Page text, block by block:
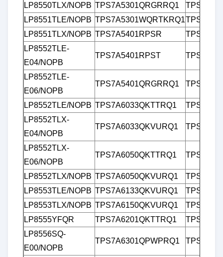
Laisser un message
Nous vous rappellerons bientôt!
LP8550TLX/NOPB TPS7A5301QRGRRQ1
LP8551TLE/NOPB TPS7A5301WQRTKRQ1
LP8551TLX/NOPB TPS7A5401RPSR
LP8552TLE-
E04/NOPB
TPS7A5401RPST
LP8552TLE-
E06/NOPB
TPS7A5401QRGRRQ1
LP8552TLE/NOPB TPS7A6033QKTTRQ1
LP8552TLX-
E04/NOPB
TPS7A6033QKVURQ1
LP8552TLX-
E06/NOPB
TPS7A6050QKTTRQ1
LP8552TLX/NOPB TPS7A6050QKVURQ1
LP8553TLE/NOPB TPS7A6133QKVURQ1
LP8553TLX/NOPB TPS7A6150QKVURQ1
LP8555YFQR
TPS7A6201QKTTRQ1
LP8556SQ-
E00/NOPB
TPS7A6301QPWPRQ1